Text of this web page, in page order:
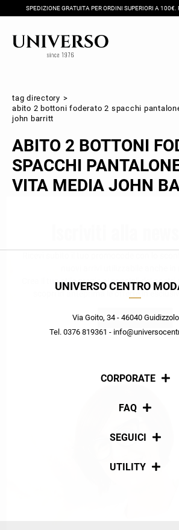
SPEDIZIONE GRATUITA PER ORDINI SUPERIORI A 100€.
tag directory >
abito 2 bottoni foderato 2 spacchi
john barritt
ABITO 2 BOTTONI
SPACCHI
VITA MEDIA JOHN
UNIVERSO CENTRO
Via Goito, 34 - 46040
Tel. 0376 819361 -
CORPORATE
Chi siamo
FAQ
Pagamenti
SEGUICI
Social
UTILITY
Crea il tuo stile grazie ai consigli dei nostri
scopri in anteprima le offerte in
ISCRIVITI